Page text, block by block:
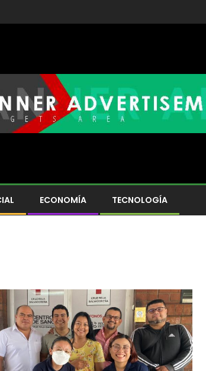
ECONOMÍA TECNOLOGÍA